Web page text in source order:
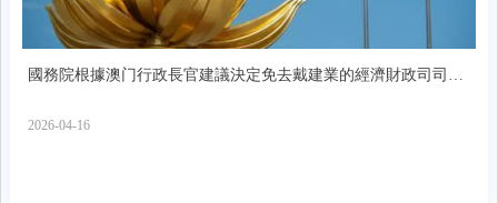
國務院根據澳门行政長官建議決定免去戴建業的經濟財政司司長
2026-04-16